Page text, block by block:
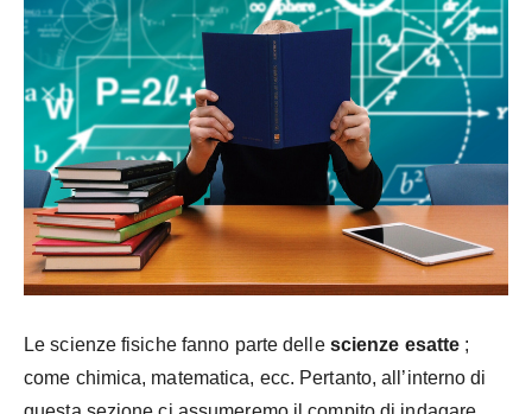
Le scienze fisiche fanno parte delle scienze esatte ;
come chimica, matematica, ecc. Pertanto, all’interno di